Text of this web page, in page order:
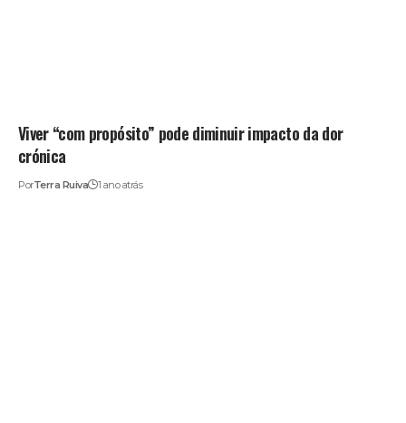
Viver “com propósito” pode diminuir impacto da dor
crónica
PorTerra Ruiva 1 ano atrás